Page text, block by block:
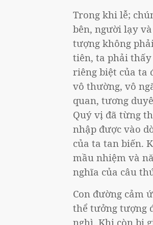
Trong khi lễ;
bên, người lạy
tượng không
tiên, ta phải
riêng biệt của ta
vô thường, vô
quan, tương
Quý vị đã từng
nhập được vào
của ta tan biến.
mầu nhiệm và
nghĩa của câu
Con đường cảm
thể tưởng tượng
nghì. Khi còn bị